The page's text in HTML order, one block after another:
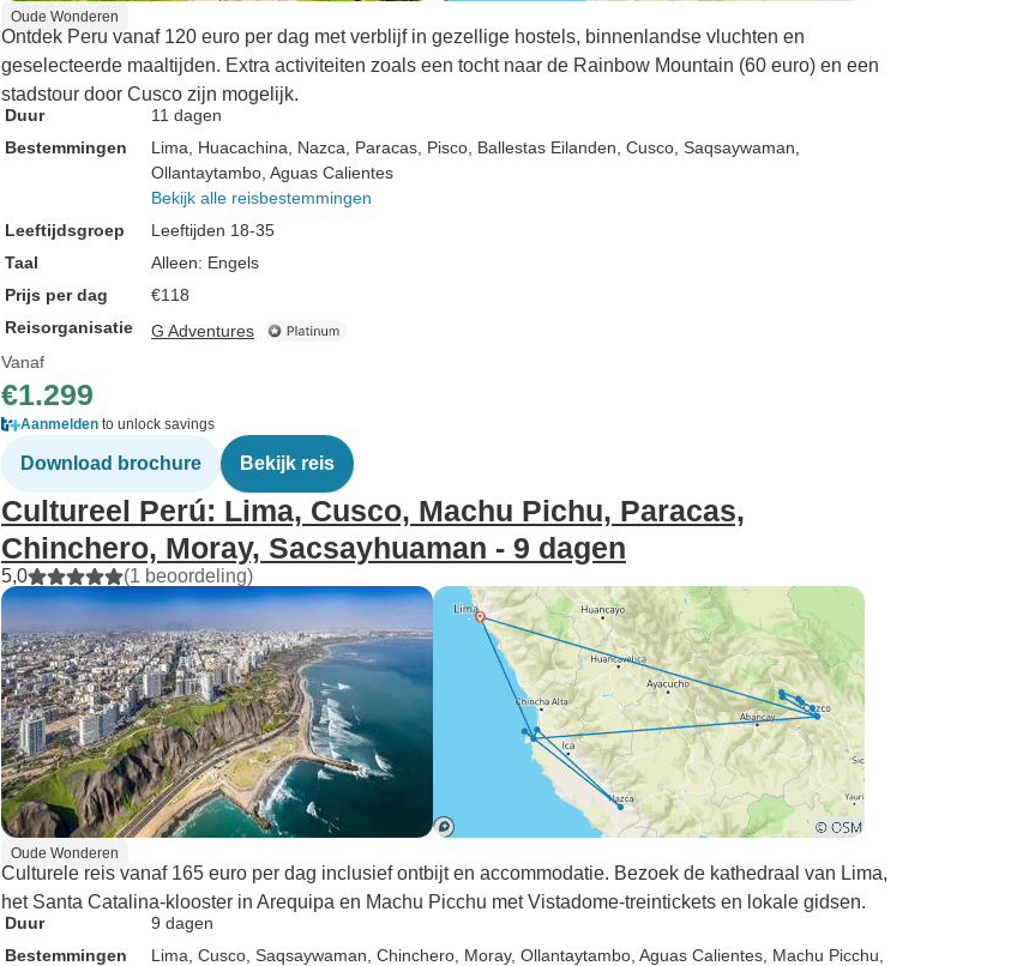
Oude Wonderen
Ontdek Peru vanaf 120 euro per dag met verblijf in gezellige hostels, binnenlandse vluchten en
geselecteerde maaltijden. Extra activiteiten zoals een tocht naar de Rainbow Mountain (60 euro) en een
stadstour door Cusco zijn mogelijk.
Duur
11 dagen
Bestemmingen
Lima , Huacachina , Nazca , Paracas , Pisco , Ballestas Eilanden , Cusco , Saqsaywaman
Ollantaytambo , Aguas Calientes
Bekijk alle reisbestemmingen
Leeftijdsgroep
Leeftijden 18-35
Taal
Alleen: Engels
Prijs per dag
€118
Reisorganisatie
G Adventures
Vanaf
€1.299
Aanmelden to unlock savings
Download brochure Bekijk reis
Cultureel Perú: Lima, Cusco, Machu Pichu, Paracas,
Chinchero, Moray, Sacsayhuaman - 9 dagen
5,0 (1 beoordeling)
Oude Wonderen
Culturele reis vanaf 165 euro per dag inclusief ontbijt en accommodatie. Bezoek de kathedraal van Lima,
het Santa Catalina-klooster in Arequipa en Machu Picchu met Vistadome-treintickets en lokale gidsen.
Duur
9 dagen
Bestemmingen
Lima , Cusco , Saqsaywaman , Chinchero , Moray, Ollantaytambo , Aguas Calientes , Machu Picchu